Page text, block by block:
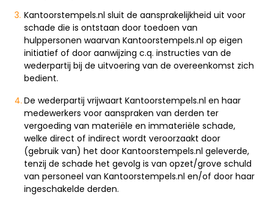
Kantoorstempels.nl sluit de aansprakelijkheid uit voor
schade die is ontstaan door toedoen van
hulppersonen waarvan Kantoorstempels.nl op eigen
initiatief of door aanwijzing c.q. instructies van de
wederpartij bij de uitvoering van de overeenkomst zich
bedient.
De wederpartij vrijwaart Kantoorstempels.nl en haar
medewerkers voor aanspraken van derden ter
vergoeding van materiële en immateriële schade,
welke direct of indirect wordt veroorzaakt door
(gebruik van) het door Kantoorstempels.nl geleverde,
tenzij de schade het gevolg is van opzet/grove schuld
van personeel van Kantoorstempels.nl en/of door haar
ingeschakelde derden.